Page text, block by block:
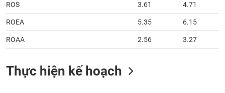
ROS 3.61 4.71
ROEA 5.35 6.15
ROAA 2.56 3.27
Thực hiện kế hoạch